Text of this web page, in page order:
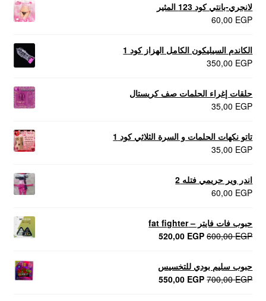
لانجري-بانتي كود 123 المثير
60,00 EGP
الكاندم السيليكون الكامل الهزاز كود 1
350,00 EGP
حلقات إغراء الحلمات صف كريستال
35,00 EGP
تاتو نكهات الحلمات و السرة الثلاثي كود 1
35,00 EGP
اندر وير حريمي فتله 2
60,00 EGP
حبوب فات فايتر – fat fighter
600,00EGP
السعر
600,00 EGP.
520,00 EGP
السعر
520,00 EGP.
حبوب سليم بودي للتخسيس
700,00EGP
السعر550,00 EGP
السعر